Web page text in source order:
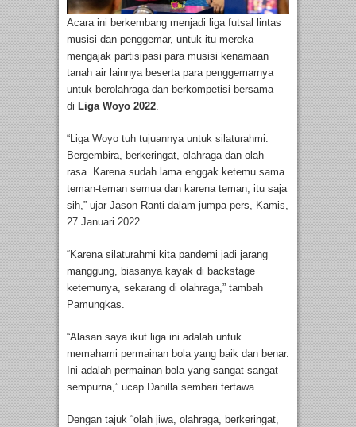
Acara ini berkembang menjadi liga futsal lintas
musisi dan penggemar, untuk itu mereka
mengajak partisipasi para musisi kenamaan
tanah air lainnya beserta para penggemarnya
untuk berolahraga dan berkompetisi bersama
di Liga Woyo 2022.
“Liga Woyo tuh tujuannya untuk silaturahmi.
Bergembira, berkeringat, olahraga dan olah
rasa. Karena sudah lama enggak ketemu sama
teman-teman semua dan karena teman, itu saja
sih,” ujar Jason Ranti dalam jumpa pers, Kamis,
27 Januari 2022.
“Karena silaturahmi kita pandemi jadi jarang
manggung, biasanya kayak di backstage
ketemunya, sekarang di olahraga,” tambah
Pamungkas.
“Alasan saya ikut liga ini adalah untuk
memahami permainan bola yang baik dan benar.
Ini adalah permainan bola yang sangat-sangat
sempurna,” ucap Danilla sembari tertawa.
Dengan tajuk “olah jiwa, olahraga, berkeringat,